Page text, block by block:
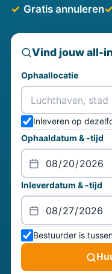
Gratis annuleren
Vind jouw all-
Ophaallocatie
Inleveren op
Ophaaldatum & -tijd
Inleverdatum & -tijd
Bestuurder is